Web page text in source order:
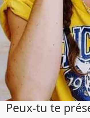
Peux-tu te